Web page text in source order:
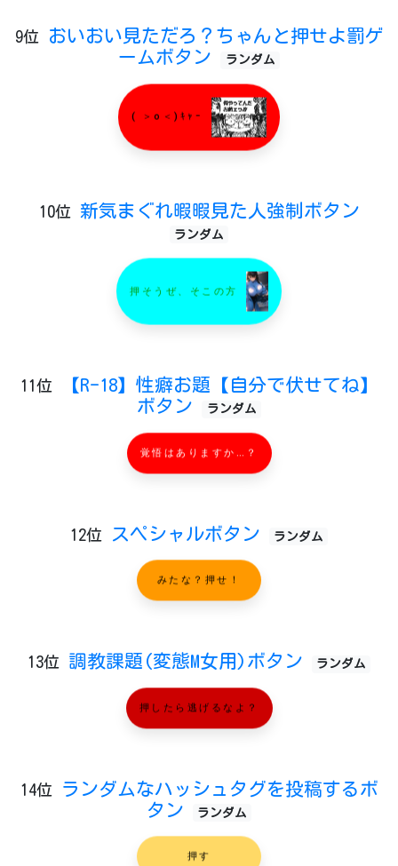
9位
おいおい見ただろ？ちゃんと押せよ罰ゲ
ームボタン
ランダム
( ＞o＜)ｷｬｰ
10位 新気まぐれ暇暇見た人強制ボタン
ランダム
押そうぜ、そこの方
11位
【R-18】性癖お題【自分で伏せてね】
ボタン
ランダム
覚悟はありますか…？
12位 スペシャルボタン ランダム
みたな？押せ！
13位 調教課題(変態M女用)ボタン ランダム
押したら逃げるなよ？
14位
ランダムなハッシュタグを投稿するボ
タン
ランダム
押す